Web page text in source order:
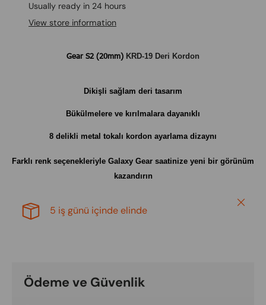
Usually ready in 24 hours
View store information
Gear S2 (20mm) KRD-19 Deri Kordon
Dikişli sağlam deri tasarım
Bükülmelere ve kırılmalara dayanıklı
8 delikli metal tokalı kordon ayarlama dizaynı
Farklı renk seçenekleriyle Galaxy Gear saatinize yeni bir görünüm
kazandırın
5 iş günü içinde elinde
Close
Ödeme ve Güvenlik